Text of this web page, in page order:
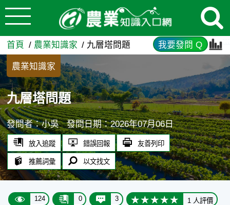
跳到主要內容
九層塔問題 - 農業知識入口網
首頁 農業知識家 九層塔問題 我要發問 Q
農業知識家
九層塔問題
發問者：小吳 發問日期：2026年07月06日
放入追蹤 錯誤回報 友善列印
推薦詞彙 以文找文
124 0 3 1 人評價